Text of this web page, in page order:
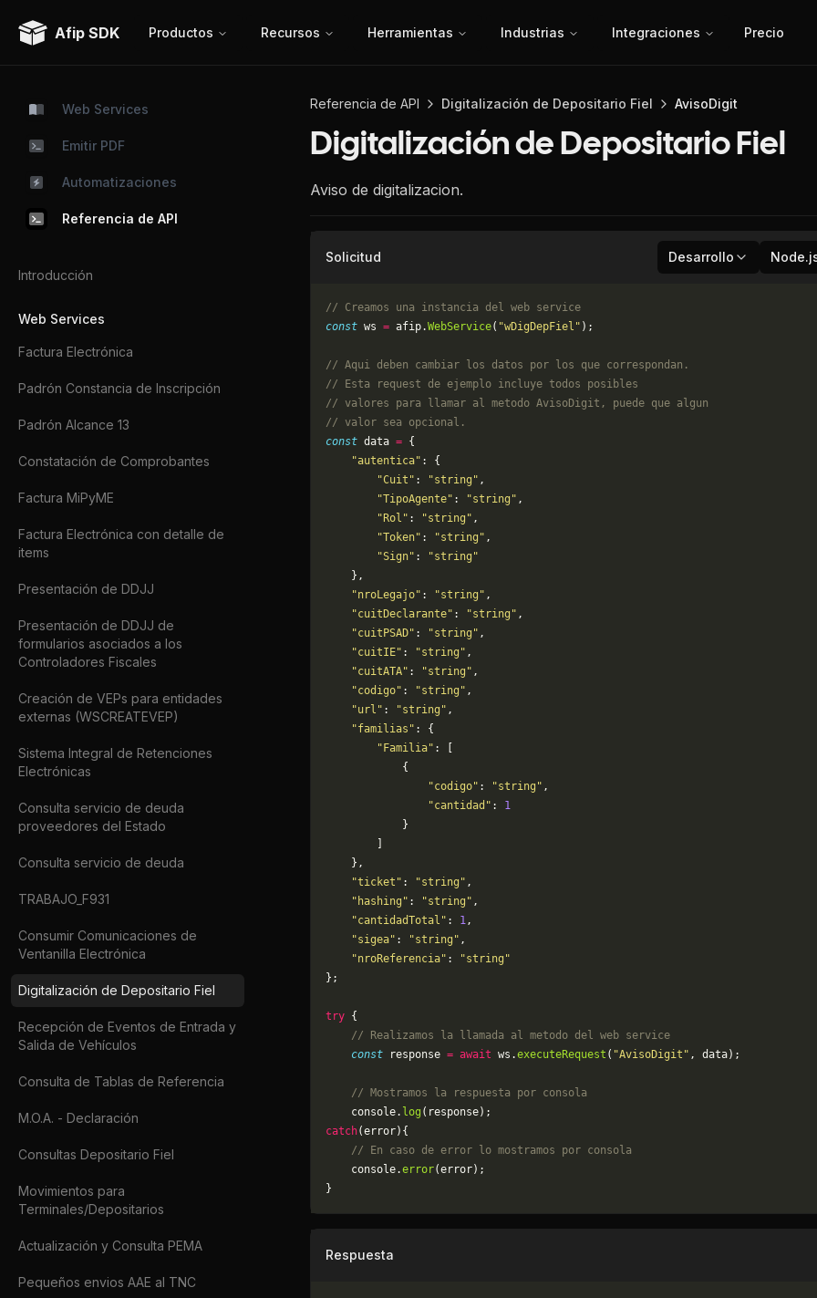
Afip SDK Productos Recursos Herramientas Industrias Integraciones Precio
Web Services
Emitir PDF
Automatizaciones
Referencia de API
Introducción
Web Services
Factura Electrónica
Padrón Constancia de Inscripción
Padrón Alcance 13
Constatación de Comprobantes
Factura MiPyME
Factura Electrónica con detalle de
items
Presentación de DDJJ
Presentación de DDJJ de
formularios asociados a los
Controladores Fiscales
Creación de VEPs para entidades
externas (WSCREATEVEP)
Sistema Integral de Retenciones
Electrónicas
Consulta servicio de deuda
proveedores del Estado
Consulta servicio de deuda
TRABAJO_F931
Consumir Comunicaciones de
Ventanilla Electrónica
Digitalización de Depositario Fiel
Recepción de Eventos de Entrada y
Salida de Vehículos
Consulta de Tablas de Referencia
M.O.A. - Declaración
Consultas Depositario Fiel
Movimientos para
Terminales/Depositarios
Actualización y Consulta PEMA
Pequeños envios AAE al TNC
Referencia de API Digitalización de Depositario Fiel AvisoDigit
Digitalización de Depositario Fiel
Aviso de digitalizacion.
Solicitud Desarrollo
// Creamos una instancia del web service
const ws = afip.WebService( "wDigDepFiel" );
// Aqui deben cambiar los datos por los que correspondan.
// Esta request de ejemplo incluye todos posibles
// valores para llamar al metodo AvisoDigit, puede que algun
// valor sea opcional.
const data = {
    "autentica"
: {
        "Cuit"
: "string" ,
        "TipoAgente"
: "string" ,
        "Rol"
: "string" ,
        "Token"
: "string" ,
        "Sign"
:
"string"
    },
    "nroLegajo"
: "string" ,
    "cuitDeclarante"
: "string" ,
    "cuitPSAD"
: "string" ,
    "cuitIE"
: "string" ,
    "cuitATA"
: "string" ,
    "codigo"
: "string" ,
    "url"
: "string" ,
    "familias"
: {
        "Familia"
: [
            {
                "codigo"
: "string" ,
                "cantidad"
: 1
            }
    },
    "ticket"
: "string" ,
    "hashing"
: "string" ,
    "cantidadTotal"
: 1,
    "sigea"
: "string" ,
    "nroReferencia"
:
"string"
};
try {
    // Realizamos la llamada al metodo del web service
    const
response = await ws.executeRequest ( "AvisoDigit" , data);
    // Mostramos la respuesta por consola
    console.
log (response);
catch(error){
    // En caso de error lo mostramos por consola
	console.
error(error);
}
Respuesta